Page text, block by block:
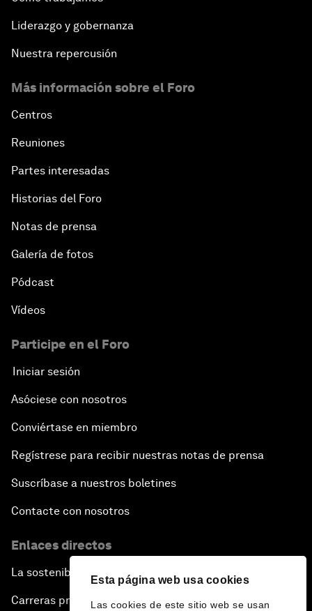
Esta página web usa cookies
Las cookies de este sitio web se usan
Liderazgo y gobernanza
Nuestra repercusión
Más información sobre el Foro
Centros
Reuniones
Partes interesadas
Historias del Foro
Notas de prensa
Galería de fotos
Pódcast
Vídeos
Participe en el Foro
Iniciar sesión
Asóciese con nosotros
Conviértase en miembro
Regístrese para recibir nuestras notas de prensa
Suscríbase a nuestros boletines
Contacte con nosotros
Enlaces directos
La sostenibilidad en el Foro
Carreras profesionales